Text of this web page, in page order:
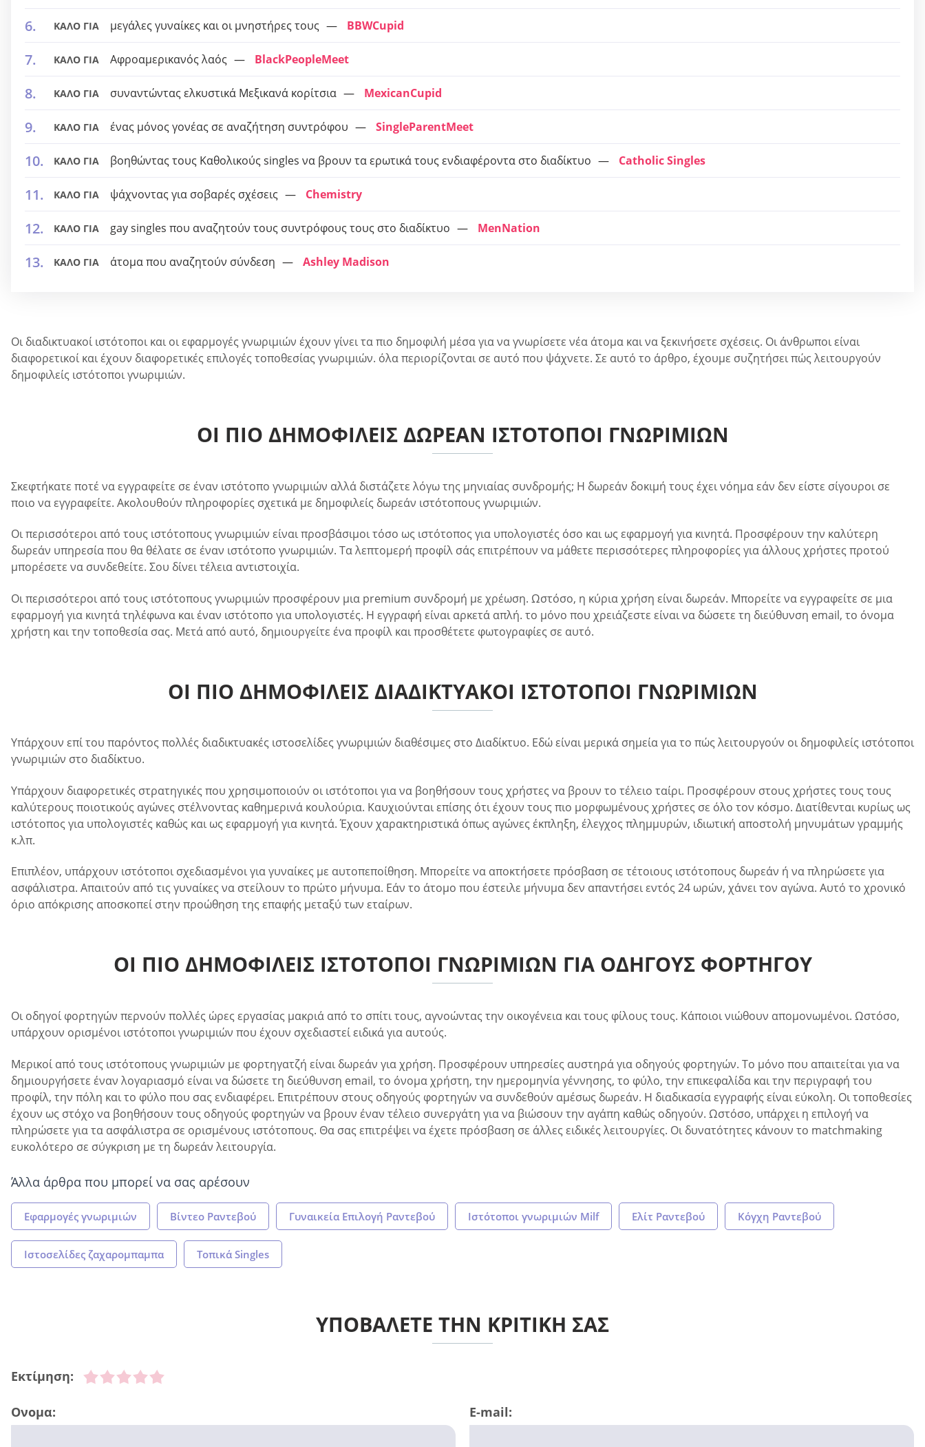
ΚΑΛΟ ΓΙΑ μεγάλες γυναίκες και οι μνηστήρες τους BBWCupid
ΚΑΛΟ ΓΙΑ Αφροαμερικανός λαός BlackPeopleMeet
ΚΑΛΟ ΓΙΑ συναντώντας ελκυστικά Μεξικανά κορίτσια MexicanCupid
ΚΑΛΟ ΓΙΑ ένας μόνος γονέας σε αναζήτηση συντρόφου SingleParentMeet
ΚΑΛΟ ΓΙΑ βοηθώντας τους Καθολικούς singles να βρουν τα ερωτικά τους ενδιαφέροντα στο διαδίκτυο Catholic Singles
ΚΑΛΟ ΓΙΑ ψάχνοντας για σοβαρές σχέσεις Chemistry
ΚΑΛΟ ΓΙΑ gay singles που αναζητούν τους συντρόφους τους στο διαδίκτυο MenNation
ΚΑΛΟ ΓΙΑ άτομα που αναζητούν σύνδεση Ashley Madison
Οι διαδικτυακοί ιστότοποι και οι εφαρμογές γνωριμιών έχουν γίνει τα πιο δημοφιλή μέσα για να γνωρίσετε νέα άτομα και να ξεκινήσετε σχέσεις. Οι άνθρωποι είναι
διαφορετικοί και έχουν διαφορετικές επιλογές τοποθεσίας γνωριμιών. όλα περιορίζονται σε αυτό που ψάχνετε. Σε αυτό το άρθρο, έχουμε συζητήσει πώς λειτουργούν
δημοφιλείς ιστότοποι γνωριμιών.
ΟΙ ΠΙΟ ΔΗΜΟΦΙΛΕΊΣ ΔΩΡΕΆΝ ΙΣΤΌΤΟΠΟΙ ΓΝΩΡΙΜΙΏΝ
Σκεφτήκατε ποτέ να εγγραφείτε σε έναν ιστότοπο γνωριμιών αλλά διστάζετε λόγω της μηνιαίας συνδρομής; Η δωρεάν δοκιμή τους έχει νόημα εάν δεν είστε σίγουροι σε
ποιο να εγγραφείτε. Ακολουθούν πληροφορίες σχετικά με δημοφιλείς δωρεάν ιστότοπους γνωριμιών.
Οι περισσότεροι από τους ιστότοπους γνωριμιών είναι προσβάσιμοι τόσο ως ιστότοπος για υπολογιστές όσο και ως εφαρμογή για κινητά. Προσφέρουν την καλύτερη
δωρεάν υπηρεσία που θα θέλατε σε έναν ιστότοπο γνωριμιών. Τα λεπτομερή προφίλ σάς επιτρέπουν να μάθετε περισσότερες πληροφορίες για άλλους χρήστες προτού
μπορέσετε να συνδεθείτε. Σου δίνει τέλεια αντιστοιχία.
Οι περισσότεροι από τους ιστότοπους γνωριμιών προσφέρουν μια premium συνδρομή με χρέωση. Ωστόσο, η κύρια χρήση είναι δωρεάν. Μπορείτε να εγγραφείτε σε μια
εφαρμογή για κινητά τηλέφωνα και έναν ιστότοπο για υπολογιστές. Η εγγραφή είναι αρκετά απλή. το μόνο που χρειάζεστε είναι να δώσετε τη διεύθυνση email, το όνομα
χρήστη και την τοποθεσία σας. Μετά από αυτό, δημιουργείτε ένα προφίλ και προσθέτετε φωτογραφίες σε αυτό.
ΟΙ ΠΙΟ ΔΗΜΟΦΙΛΕΊΣ ΔΙΑΔΙΚΤΥΑΚΟΊ ΙΣΤΌΤΟΠΟΙ ΓΝΩΡΙΜΙΏΝ
Υπάρχουν επί του παρόντος πολλές διαδικτυακές ιστοσελίδες γνωριμιών διαθέσιμες στο Διαδίκτυο. Εδώ είναι μερικά σημεία για το πώς λειτουργούν οι δημοφιλείς ιστότοποι
γνωριμιών στο διαδίκτυο.
Υπάρχουν διαφορετικές στρατηγικές που χρησιμοποιούν οι ιστότοποι για να βοηθήσουν τους χρήστες να βρουν το τέλειο ταίρι. Προσφέρουν στους χρήστες τους τους
καλύτερους ποιοτικούς αγώνες στέλνοντας καθημερινά κουλούρια. Καυχιούνται επίσης ότι έχουν τους πιο μορφωμένους χρήστες σε όλο τον κόσμο. Διατίθενται κυρίως ως
ιστότοπος για υπολογιστές καθώς και ως εφαρμογή για κινητά. Έχουν χαρακτηριστικά όπως αγώνες έκπληξη, έλεγχος πλημμυρών, ιδιωτική αποστολή μηνυμάτων γραμμής
κ.λπ.
Επιπλέον, υπάρχουν ιστότοποι σχεδιασμένοι για γυναίκες με αυτοπεποίθηση. Μπορείτε να αποκτήσετε πρόσβαση σε τέτοιους ιστότοπους δωρεάν ή να πληρώσετε για
ασφάλιστρα. Απαιτούν από τις γυναίκες να στείλουν το πρώτο μήνυμα. Εάν το άτομο που έστειλε μήνυμα δεν απαντήσει εντός 24 ωρών, χάνει τον αγώνα. Αυτό το χρονικό
όριο απόκρισης αποσκοπεί στην προώθηση της επαφής μεταξύ των εταίρων.
ΟΙ ΠΙΟ ΔΗΜΟΦΙΛΕΊΣ ΙΣΤΌΤΟΠΟΙ ΓΝΩΡΙΜΙΏΝ ΓΙΑ ΟΔΗΓΟΎΣ ΦΟΡΤΗΓΟΎ
Οι οδηγοί φορτηγών περνούν πολλές ώρες εργασίας μακριά από το σπίτι τους, αγνοώντας την οικογένεια και τους φίλους τους. Κάποιοι νιώθουν απομονωμένοι. Ωστόσο,
υπάρχουν ορισμένοι ιστότοποι γνωριμιών που έχουν σχεδιαστεί ειδικά για αυτούς.
Μερικοί από τους ιστότοπους γνωριμιών με φορτηγατζή είναι δωρεάν για χρήση. Προσφέρουν υπηρεσίες αυστηρά για οδηγούς φορτηγών. Το μόνο που απαιτείται για να
δημιουργήσετε έναν λογαριασμό είναι να δώσετε τη διεύθυνση email, το όνομα χρήστη, την ημερομηνία γέννησης, το φύλο, την επικεφαλίδα και την περιγραφή του
προφίλ, την πόλη και το φύλο που σας ενδιαφέρει. Επιτρέπουν στους οδηγούς φορτηγών να συνδεθούν αμέσως δωρεάν. Η διαδικασία εγγραφής είναι εύκολη. Οι τοποθεσίες
έχουν ως στόχο να βοηθήσουν τους οδηγούς φορτηγών να βρουν έναν τέλειο συνεργάτη για να βιώσουν την αγάπη καθώς οδηγούν. Ωστόσο, υπάρχει η επιλογή να
πληρώσετε για τα ασφάλιστρα σε ορισμένους ιστότοπους. Θα σας επιτρέψει να έχετε πρόσβαση σε άλλες ειδικές λειτουργίες. Οι δυνατότητες κάνουν το matchmaking
ευκολότερο σε σύγκριση με τη δωρεάν λειτουργία.
Άλλα άρθρα που μπορεί να σας αρέσουν
Εφαρμογές γνωριμιών Βίντεο Ραντεβού Γυναικεία Επιλογή Ραντεβού Ιστότοποι γνωριμιών Milf Ελίτ Ραντεβού Kόγχη Pαντεβού
Ιστοσελίδες ζαχαρομπαμπα Τοπικά Singles
ΥΠΟΒΑΛΕΤΕ ΤΗΝ ΚΡΙΤΙΚΗ ΣΑΣ
Εκτίμηση:
Ονομα: E-mail: